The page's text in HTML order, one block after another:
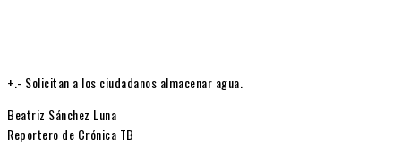
+.- Solicitan a los ciudadanos almacenar agua.
Beatriz Sánchez Luna
Reportero de Crónica TB